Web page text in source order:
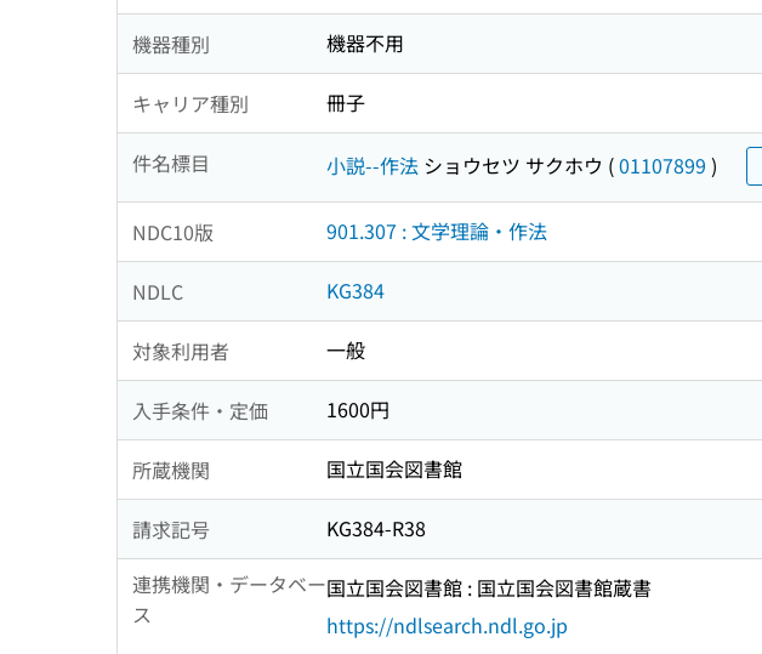
機器種別 機器不用
キャリア種別 冊子
件名標目 小説--作法 ショウセツ サクホウ (01107899 )
NDC10版 901.307 : 文学理論・作法
NDLC KG384
対象利用者 一般
入手条件・定価 1600円
所蔵機関 国立国会図書館
請求記号
KG384-R38
連携機関・データベー
ス
国立国会図書館 : 国立国会図書館蔵書
https://ndlsearch.ndl.go.jp